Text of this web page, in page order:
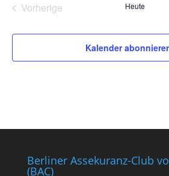
Vorherige
Heute
Kalender
Berliner Assekuranz-Club
(BAC)